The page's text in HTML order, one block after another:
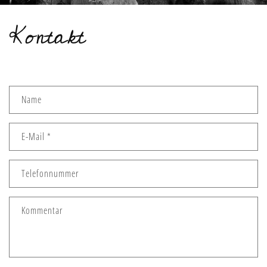
Kontakt
K
o
n
a
t
f
Name
E-Mail *
Telefonnummer
Kommentar